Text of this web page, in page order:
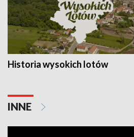
Historia wysokich lotów
INNE